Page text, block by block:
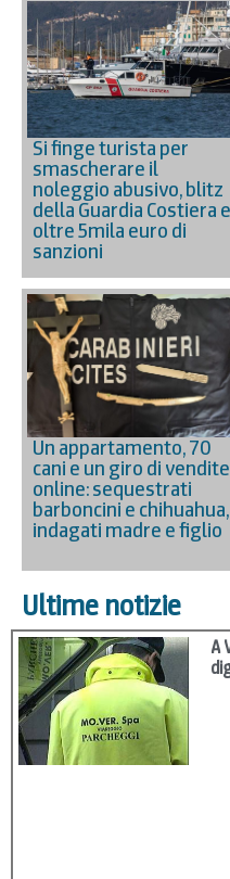
Si finge turista per
smascherare il
noleggio abusivo, blitz
della Guardia Costiera e
oltre 5mila euro di
sanzioni
Un appartamento, 70
cani e un giro di vendite
online: sequestrati
barboncini e chihuahua,
indagati madre e figlio
Ultime notizie
A